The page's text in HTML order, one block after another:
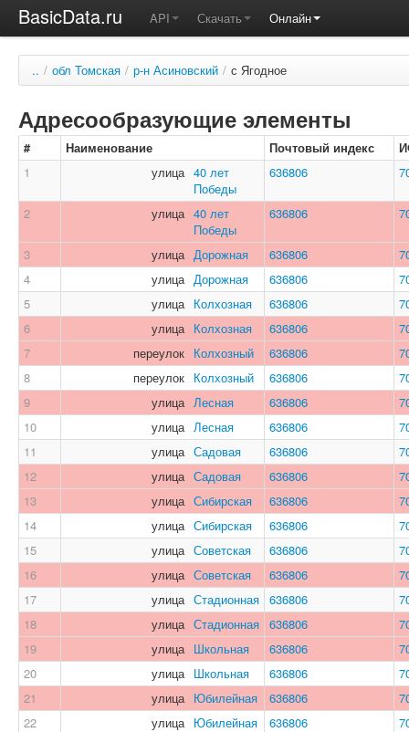
BasicData.ru API Скачать Онлайн
.. / обл Томская / р-н Асиновский / с Ягодное
Адресообразующие элементы
# Наименование Почтовый индекс
1
улица 40 лет
Победы
636806
2 улица 40 лет
Победы
636806
3 улица Дорожная 636806
4
улица Дорожная 636806
5
улица Колхозная 636806
6
улица Колхозная 636806
7
переулок Колхозный 636806
8
переулок Колхозный 636806
9
улица Лесная 636806
10
улица Лесная 636806
11
улица Садовая 636806
12
улица Садовая 636806
13
улица Сибирская 636806
14
улица Сибирская 636806
15
улица Советская 636806
16
улица Советская 636806
17
улица Стадионная 636806
18
улица Стадионная 636806
19
улица Школьная 636806
20
улица Школьная 636806
21
улица Юбилейная 636806
22
улица Юбилейная 636806